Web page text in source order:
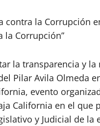
contra la Corrupción
la Corrupción”
la transparencia y
Pilar Avila Olmeda
evento
California en el que
y Judicial de la